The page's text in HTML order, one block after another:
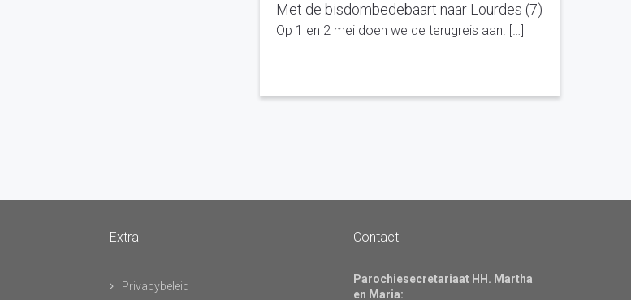
Met de bisdombedebaart naar Lourdes (7)
Op 1 en 2 mei doen we de terugreis aan. […]
Extra
Privacybeleid
Contact
Parochiesecretariaat HH. Martha
en Maria: